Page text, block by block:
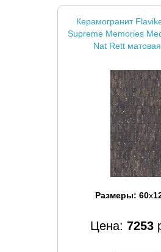
Керамогранит
Supreme Memories
Nat Rett
Размеры: 60x
Цена: 7253